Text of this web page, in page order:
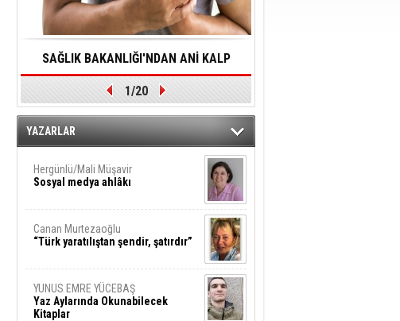
SAĞLIK BAKANLIĞI'NDAN ANİ KALP
DURMALARINA HIZLI MÜDAHALE
EDİLMESİNE YÖNELİK ÖNLENMESİ İÇİN
ÖNEMLİ ADIM
1/20
YAZARLAR
Hergünlü/Mali Müşavir
Sosyal medya ahlâkı
Canan Murtezaoğlu
“Türk yaratılıştan şendir, şatırdır”
YUNUS EMRE YÜCEBAŞ
Yaz Aylarında Okunabilecek
Kitaplar